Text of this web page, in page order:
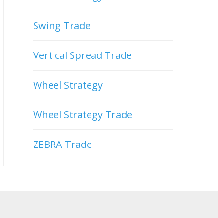
Swing Trade
Vertical Spread Trade
Wheel Strategy
Wheel Strategy Trade
ZEBRA Trade